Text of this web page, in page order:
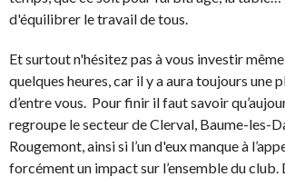
d'équilibrer le travail de tous.
Et surtout n'hésitez pas à vous investir même
quelques heures, car il y a aura toujours une
d’entre vous. Pour finir il faut savoir
regroupe le secteur de Clerval, Baume-les-
Rougemont, ainsi si l’un d'eux manque à
forcément un impact sur l’ensemble du club.